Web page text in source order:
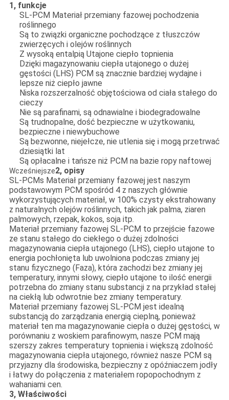
1, funkcje
SL-PCM Materiał przemiany fazowej pochodzenia
roślinnego
Są to związki organiczne pochodzące z tłuszczów
zwierzęcych i olejów roślinnych
Z wysoką entalpią Utajone ciepło topnienia
Dzięki magazynowaniu ciepła utajonego o dużej
gęstości (LHS) PCM są znacznie bardziej wydajne i
lepsze niż ciepło jawne
Niska rozszerzalność objętościowa od ciała stałego do
cieczy
Nie są parafinami, są odnawialne i biodegradowalne
Są trudnopalne, dość bezpieczne w użytkowaniu,
bezpieczne i niewybuchowe
Są bezwonne, niejełcze, nie utlenia się i mogą przetrwać
dziesiątki lat
Są opłacalne i tańsze niż PCM na bazie ropy naftowej
Wcześniejsze2, opisy
SL-PCMs Materiał przemiany fazowej jest naszym
podstawowym PCM spośród 4 z naszych głównie
wykorzystujących materiał, w 100% czysty ekstrahowany
z naturalnych olejów roślinnych, takich jak palma, ziaren
palmowych, rzepak, kokos, soja itp.
Materiał przemiany fazowej SL-PCM to przejście fazowe
ze stanu stałego do ciekłego o dużej zdolności
magazynowania ciepła utajonego (LHS), ciepło utajone to
energia pochłonięta lub uwolniona podczas zmiany jej
stanu fizycznego (Faza), która zachodzi bez zmiany jej
temperatury, innymi słowy, ciepło utajone to ilość energii
potrzebna do zmiany stanu substancji z na przykład stałej
na ciekłą lub odwrotnie bez zmiany temperatury.
Materiał przemiany fazowej SL-PCM jest idealną
substancją do zarządzania energią cieplną, ponieważ
materiał ten ma magazynowanie ciepła o dużej gęstości, w
porównaniu z woskiem parafinowym, nasze PCM mają
szerszy zakres temperatury topnienia i większą zdolność
magazynowania ciepła utajonego, również nasze PCM są
przyjazny dla środowiska, bezpieczny z opóźniaczem jodły
i łatwy do połączenia z materiałem ropopochodnym z
wahaniami cen.
3, Właściwości